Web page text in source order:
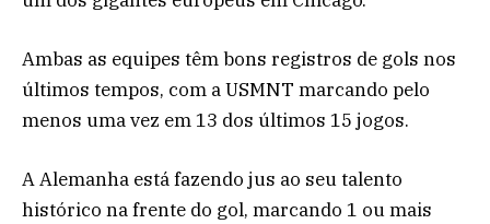
Ambas as equipes têm bons registros de gols nos
últimos tempos, com a USMNT marcando pelo
menos uma vez em 13 dos últimos 15 jogos.
A Alemanha está fazendo jus ao seu talento
histórico na frente do gol, marcando 1 ou mais